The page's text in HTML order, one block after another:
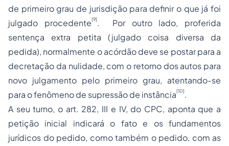
de primeiro grau de jurisdição para definir o que já foi
julgado procedente[9]. Por outro lado, proferida
sentença extra petita (julgado coisa diversa da
pedida), normalmente o acórdão deve se postar para a
decretação da nulidade, com o retorno dos autos para
novo julgamento pelo primeiro grau, atentando-se
para o fenômeno de supressão de instância[10].
A seu turno, o art. 282, III e IV, do CPC, aponta que a
petição inicial indicará o fato e os fundamentos
jurídicos do pedido, como também o pedido, com as